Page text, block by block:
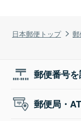
日本郵便トップ
郵便番号
郵便局・